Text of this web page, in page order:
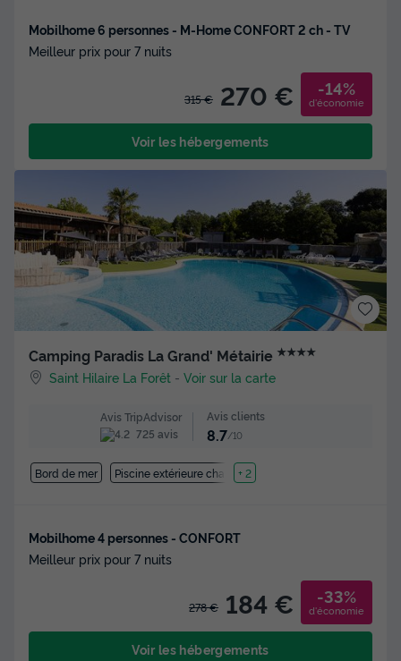
Mobilhome 6 personnes - M-Home CONFORT 2 ch - TV
Meilleur prix pour 7 nuits
315 € 270 € -14%
d'économie
Voir les hébergements
Camping Paradis La Grand' Métairie ★★★★
Saint Hilaire La Forêt -Voir sur la carte
Avis TripAdvisor
725 avis
Avis clients
8.7/10
Bord de mer Piscine extérieure chauffée
+ 2
Mobilhome 4 personnes - CONFORT
Meilleur prix pour 7 nuits
278 € 184 € -33%
d'économie
Voir les hébergements